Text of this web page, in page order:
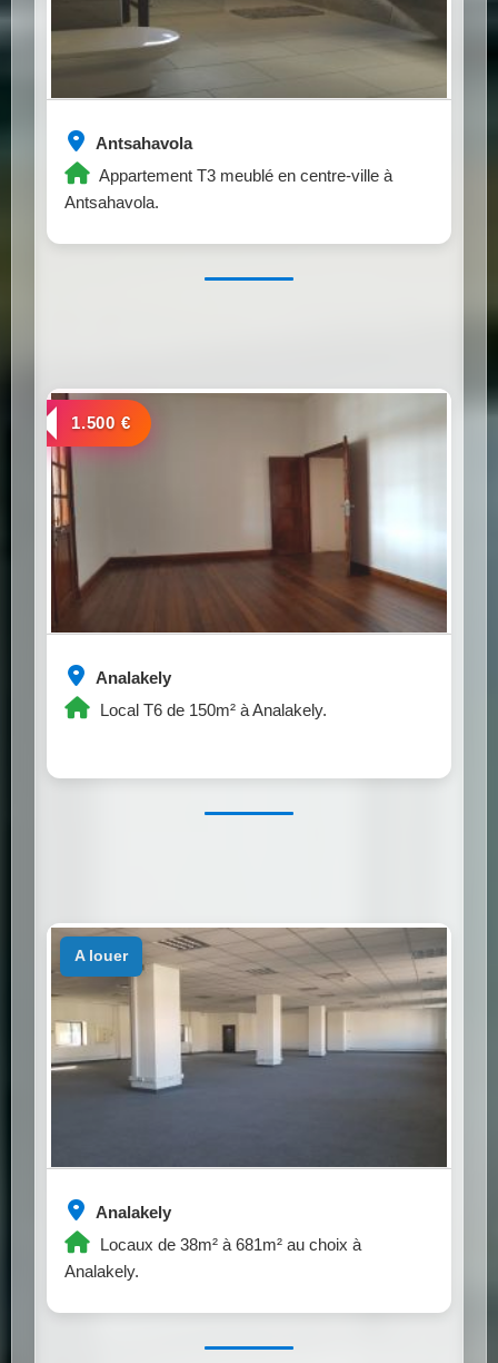
Antsahavola
Appartement T3 meublé en centre-ville à
Antsahavola.
Analakely
Local T6 de 150m² à Analakely.
a louer
1.500 €
Analakely
Locaux de 38m² à 681m² au choix à
Analakely.
a louer